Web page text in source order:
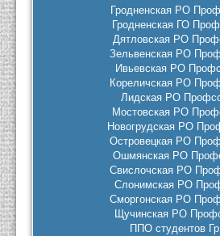
Гродненская РО
Гродненская ГО
Дятловская РО
Зельвенская РО
Ивьевская РО
Кореличская РО
Лидская РО
Мостовская РО
Новогрудская РО
Островецкая РО
Ошмянская РО
Свислочская РО
Слонимская РО
Сморгонская РО
Щучинская РО
ППО студентов